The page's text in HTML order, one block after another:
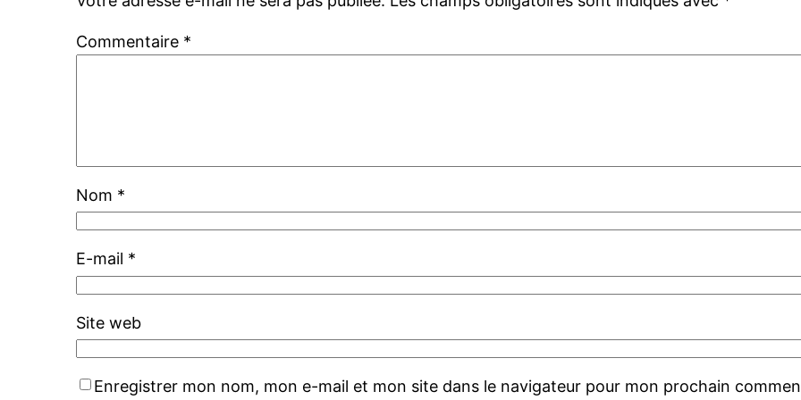
Commentaire *
Nom *
E-mail *
Site web
Enregistrer mon nom, mon e-mail et mon site dans le navigateur pour mon prochain